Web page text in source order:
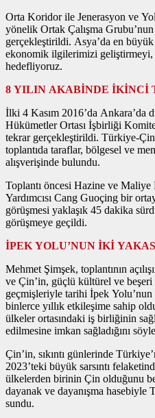
Orta Koridor ile Jenerasyon ve
yönelik Ortak Çalışma Grubu’nun
gerçekleştirildi. Asya’da en
ekonomik ilgilerimizi geliştirmeyi,
hedefliyoruz.
8 YILIN AKABİNDE İKİNCİ
İlki 4 Kasım 2016’da Ankara’da
Hükümetler Ortası İşbirliği
tekrar gerçekleştirildi. Türkiye-Çin
toplantıda taraflar, bölgesel ve
alışverişinde bulundu.
Toplantı öncesi Hazine ve
Yardımcısı Cang Guoçing bir
görüşmesi yaklaşık 45 dakika
görüşmeye geçildi.
İPEK YOLU’NUN İKİ
Mehmet Şimşek, toplantının
ve Çin’in, güçlü kültürel ve beşeri
geçmişleriyle tarihi İpek Yolu’nun
binlerce yıllık etkileşime sahip
ülkeler ortasındaki iş birliğinin
edilmesine imkan sağladığını
Çin’in, sıkıntı günlerinde
2023’teki büyük sarsıntı
ülkelerden birinin Çin olduğunu
dayanak ve dayanışma hasebiyle
sundu.